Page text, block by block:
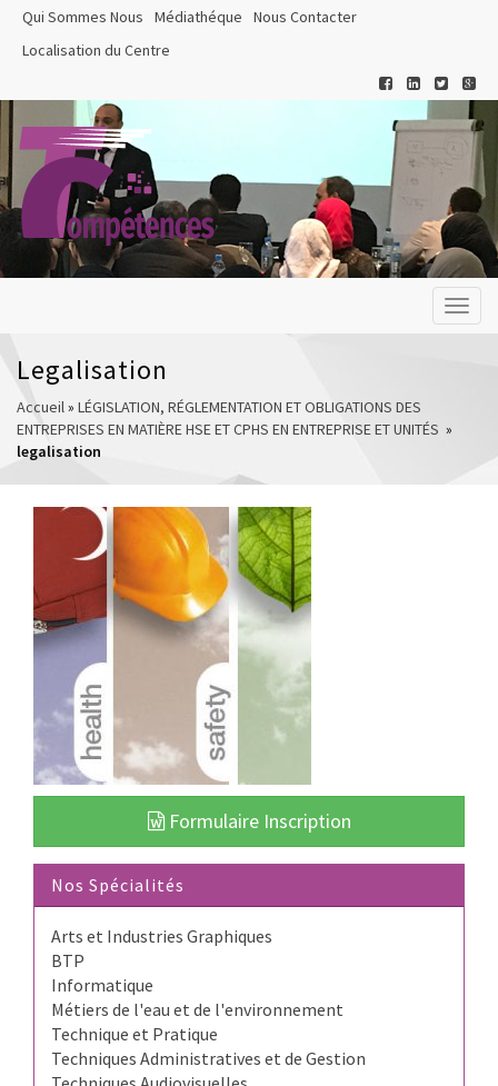
Qui Sommes Nous Médiathéque
Nous Contacter
Localisation du Centre
Legalisation
Accueil» LÉGISLATION, RÉGLEMENTATION ET OBLIGATIONS DES
ENTREPRISES EN MATIÈRE HSE ET CPHS EN ENTREPRISE ET UNITÉS »
legalisation
Formulaire Inscription
Nos Spécialités
Arts et Industries Graphiques
BTP
Informatique
Métiers de l'eau et de l'environnement
Technique et Pratique
Techniques Administratives et de Gestion